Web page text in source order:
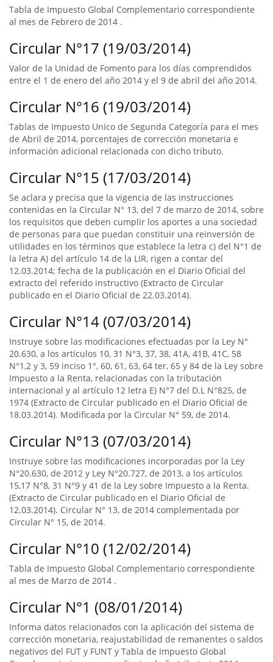
Tabla de Impuesto Global Complementario correspondiente
al mes de Febrero de 2014 .
Circular N°17 (19/03/2014)
Valor de la Unidad de Fomento para los días comprendidos
entre el 1 de enero del año 2014 y el 9 de abril del año 2014.
Circular N°16 (19/03/2014)
Tablas de Impuesto Unico de Segunda Categoría para el mes
de Abril de 2014, porcentajes de corrección monetaria e
información adicional relacionada con dicho tributo.
Circular N°15 (17/03/2014)
Se aclara y precisa que la vigencia de las instrucciones
contenidas en la Circular N° 13, del 7 de marzo de 2014, sobre
los requisitos que deben cumplir los aportes a una sociedad
de personas para que puedan constituir una reinversión de
utilidades en los términos que establece la letra c) del N°1 de
la letra A) del artículo 14 de la LIR, rigen a contar del
12.03.2014; fecha de la publicación en el Diario Oficial del
extracto del referido instructivo (Extracto de Circular
publicado en el Diario Oficial de 22.03.2014).
Circular N°14 (07/03/2014)
Instruye sobre las modificaciones efectuadas por la Ley N°
20.630, a los artículos 10, 31 N°3, 37, 38, 41A, 41B, 41C, 58
N°1,2 y 3, 59 inciso 1°, 60, 61, 63, 64 ter, 65 y 84 de la Ley sobre
Impuesto a la Renta, relacionadas con la tributación
internacional y al artículo 12 letra E) N°7 del D.L N°825, de
1974 (Extracto de Circular publicado en el Diario Oficial de
18.03.2014). Modificada por la Circular N° 59, de 2014.
Circular N°13 (07/03/2014)
Instruye sobre las modificaciones incorporadas por la Ley
N°20.630, de 2012 y Ley N°20.727, de 2013, a los artículos
15,17 N°8, 31 N°9 y 41 de la Ley sobre Impuesto a la Renta.
(Extracto de Circular publicado en el Diario Oficial de
12.03.2014). Circular N° 13, de 2014 complementada por
Circular N° 15, de 2014.
Circular N°10 (12/02/2014)
Tabla de Impuesto Global Complementario correspondiente
al mes de Marzo de 2014 .
Circular N°1 (08/01/2014)
Informa datos relacionados con la aplicación del sistema de
corrección monetaria, reajustabilidad de remanentes o saldos
negativos del FUT y FUNT y Tabla de Impuesto Global